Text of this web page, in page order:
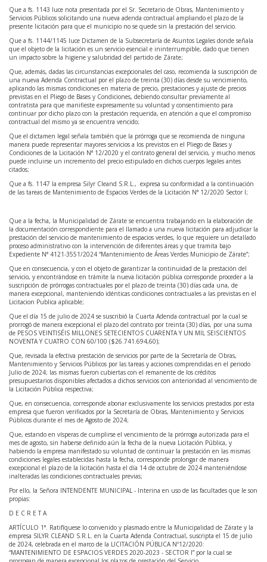
Que a fs. 1143 luce nota presentada por el Sr. Secretario de Obras, Mantenimiento y
Servicios Públicos solicitando una nueva adenda contractual ampliando el plazo de la
presente licitación para que el municipio no se quede sin la prestación del servicio.
Que a fs. 1144/1145 luce Dictamen de la Subsecretaría de Asuntos Legales donde señala
que el objeto de la licitación es un servicio esencial e ininterrumpible, dado que tienen
un impacto sobre la higiene y salubridad del partido de Zárate;
Que, además, dadas las circunstancias excepcionales del caso, recomienda la suscripción de
una nueva Adenda Contractual por el plazo de treinta (30) días desde su vencimiento,
aplicando las mismas condiciones en materia de precio, prestaciones y ajuste de precios
previstas en el Pliego de Bases y Condiciones, debiendo consultar previamente al
contratista para que manifieste expresamente su voluntad y consentimiento para
continuar por dicho plazo con la prestación requerida, en atención a que el compromiso
contractual del mismo ya se encuentra vencido;
Que el dictamen legal señala también que la prórroga que se recomienda de ninguna
manera puede representar mayores servicios a los previstos en el Pliego de Bases y
Condiciones de la Licitación N° 12/2020 y el contrato general del servicio, y mucho menos
puede incluirse un incremento del precio estipulado en dichos cuerpos legales antes
citados;
Que a fs. 1147 la empresa Silyr Cleand S.R.L., expresa su conformidad a la continuación
de las tareas de Mantenimiento de Espacios Verdes de la Licitación N° 12/2020 Sector I;
Que a la fecha, la Municipalidad de Zárate se encuentra trabajando en la elaboración de
la documentación correspondiente para el llamado a una nueva licitación para adjudicar la
prestación del servicio de mantenimiento de espacios verdes, lo que requiere un detallado
proceso administrativo con la intervención de diferentes áreas y que tramita bajo
Expediente N° 4121-3551/2024 “Mantenimiento de Áreas Verdes Municipio de Zárate”;
Que en consecuencia, y con el objeto de garantizar la continuidad de la prestación del
servicio, y encontrándose en trámite la nueva licitación pública corresponde proceder a la
suscripción de prórrogas contractuales por el plazo de treinta (30) días cada una, de
manera excepcional, manteniendo idénticas condiciones contractuales a las previstas en el
Licitacion Publica aplicable;
Que el día 15 de julio de 2024 se suscribió la Cuarta Adenda contractual por la cual se
prorrogó de manera excepcional el plazo del contrato por treinta (30) días, por una suma
de PESOS VEINTISÉIS MILLONES SETECIENTOS CUARENTA Y UN MIL SEISCIENTOS
NOVENTA Y CUATRO CON 60/100 ($26.741.694,60);
Que, revisada la efectiva prestación de servicios por parte de la Secretaría de Obras,
Mantenimiento y Servicios Públicos por las tareas y acciones comprendidas en el periodo
Julio de 2024; las mismas fueron cubiertas con el remanente de los créditos
presupuestarios disponibles afectados a dichos servicios con anterioridad al vencimiento de
la Licitación Pública respectiva;
Que, en consecuencia, corresponde abonar exclusivamente los servicios prestados por esta
empresa que fueron verificados por la Secretaría de Obras, Mantenimiento y Servicios
Públicos durante el mes de Agosto de 2024;
Que, estando en vísperas de cumplirse el vencimiento de la prórroga autorizada para el
mes de agosto, sin haberse definido aún la fecha de la nueva Licitación Pública, y
habiendo la empresa manifestado su voluntad de continuar la prestación en las mismas
condiciones legales establecidas hasta la fecha, corresponde prolongar de manera
excepcional el plazo de la licitación hasta el día 14 de octubre de 2024 manteniéndose
inalteradas las condiciones contractuales previas;
Por ello, la Señora INTENDENTE MUNICIPAL - Interina en uso de las facultades que le son
propias:
D E C R E T A
ARTÍCULO 1°. Ratifíquese lo convenido y plasmado entre la Municipalidad de Zárate y la
empresa SILYR CLEAND S.R.L. en la Cuarta Adenda Contractual, suscripta el 15 de julio
de 2024, celebrada en el marco de la LICITACIÓN PÚBLICA Nº12/2020:
“MANTENIMIENTO DE ESPACIOS VERDES 2020-2023 - SECTOR I” por la cual se